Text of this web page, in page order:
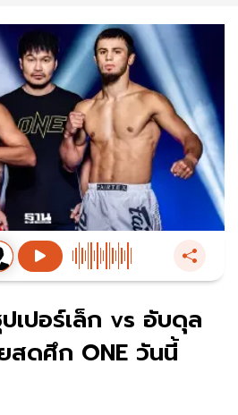
เปอร์เล็ก vs อับดุล
สดศึก ONE วันนี้